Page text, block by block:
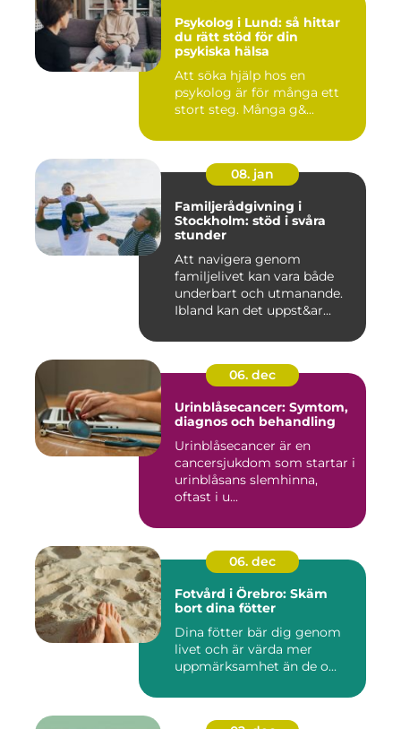
Psykolog i Lund: så hittar
du rätt stöd för din
psykiska hälsa
Att söka hjälp hos en
psykolog är för många ett
stort steg. Många g&...
08. jan
Familjerådgivning i
Stockholm: stöd i svåra
stunder
Att navigera genom
familjelivet kan vara både
underbart och utmanande.
Ibland kan det uppst&ar...
06. dec
Urinblåsecancer: Symtom,
diagnos och behandling
Urinblåsecancer är en
cancersjukdom som startar i
urinblåsans slemhinna,
oftast i u...
06. dec
Fotvård i Örebro: Skäm
bort dina fötter
Dina fötter bär dig genom
livet och är värda mer
uppmärksamhet än de o...